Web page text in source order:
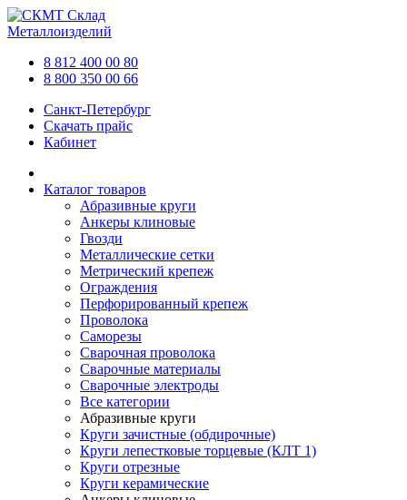
Склад
Металлоизделий
8 812 400 00 80
8 800 350 00 66
Санкт-Петербург
Скачать прайс
Кабинет
Каталог товаров
Абразивные круги
Анкеры клиновые
Гвозди
Металлические сетки
Метрический крепеж
Ограждения
Перфорированный крепеж
Проволока
Саморезы
Сварочная проволока
Сварочные материалы
Сварочные электроды
Все категории
Абразивные круги
Круги зачистные (обдирочные)
Круги лепестковые торцевые (КЛТ 1)
Круги отрезные
Круги керамические